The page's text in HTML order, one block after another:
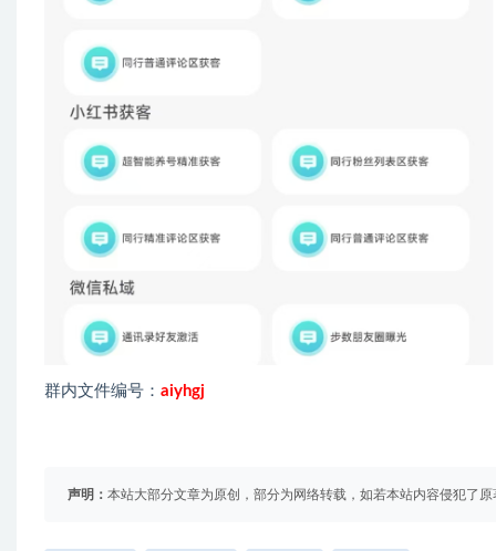
群内文件编号： aiyhgj
声明： 本站大部分文章为原创，部分为网络转载，如若本站内容侵犯了